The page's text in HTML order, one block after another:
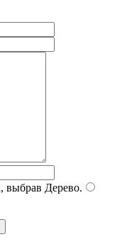
выбрав Дерево.